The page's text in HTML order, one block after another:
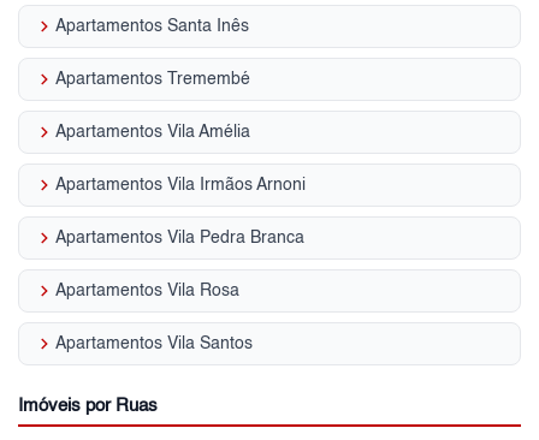
keyboard_arrow_right Apartamentos Santa Inês
keyboard_arrow_right Apartamentos Tremembé
keyboard_arrow_right Apartamentos Vila Amélia
keyboard_arrow_right Apartamentos Vila Irmãos Arnoni
keyboard_arrow_right Apartamentos Vila Pedra Branca
keyboard_arrow_right Apartamentos Vila Rosa
keyboard_arrow_right Apartamentos Vila Santos
Imóveis por Ruas